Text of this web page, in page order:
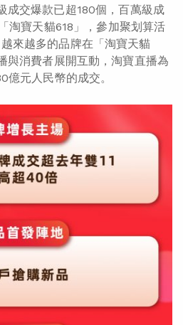
成交爆款已超180個，百萬級成
淘寶天貓618」，參加聚划算活
來越多的品牌在「淘寶天貓
與消費者展開互動，淘寶直播為
億元人民幣的成交。